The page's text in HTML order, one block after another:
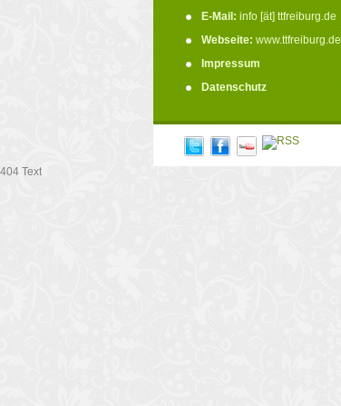
E-Mail: info [ät] ttfreiburg.de
Webseite: www.ttfreiburg.de
Impressum
Datenschutz
404 Text